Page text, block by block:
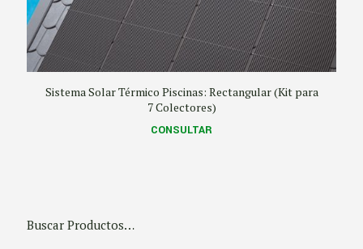
Sistema Solar Térmico Piscinas: Rectangular (Kit para
7 Colectores)
CONSULTAR
Buscar Productos…